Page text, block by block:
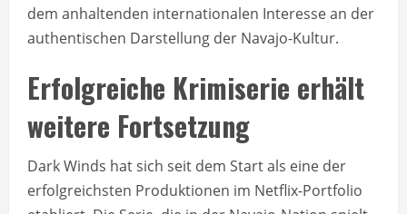
dem anhaltenden internationalen Interesse an der
authentischen Darstellung der Navajo-Kultur.
Erfolgreiche Krimiserie erhält
weitere Fortsetzung
Dark Winds hat sich seit dem Start als eine der
erfolgreichsten Produktionen im Netflix-Portfolio